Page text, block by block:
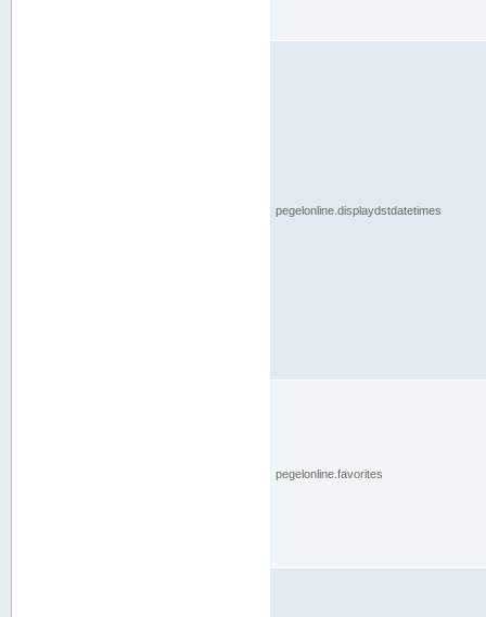
pegelonline.displaydstdatetimes
pegelonline.favorites